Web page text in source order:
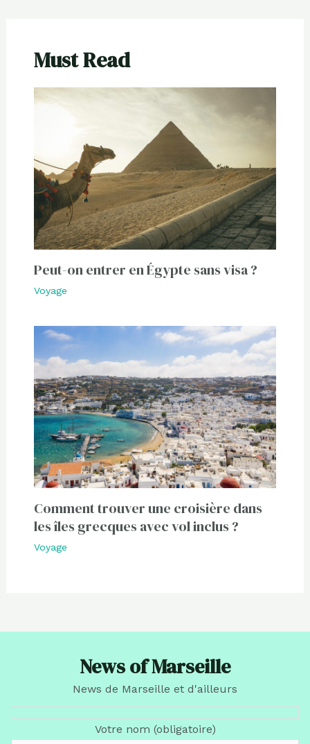
Must Read
Peut-on entrer en Égypte sans visa ?
Voyage
Comment trouver une croisière dans
les îles grecques avec vol inclus ?
Voyage
News of Marseille
News de Marseille et d'ailleurs
Votre nom (obligatoire)